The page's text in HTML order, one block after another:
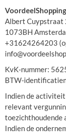
Albert Cuypstraat
1073BH
+31624264203
KvK-nummer:
BTW-
Indien de activiteit
relevant
Indien de